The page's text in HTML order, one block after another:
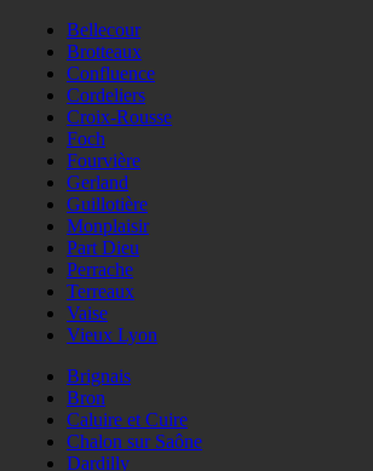
Bellecour
Brotteaux
Confluence
Cordeliers
Croix-Rousse
Foch
Fourvière
Gerland
Guillotière
Monplaisir
Part Dieu
Perrache
Terreaux
Vaise
Vieux Lyon
Brignais
Bron
Caluire et Cuire
Chalon sur Saône
Dardilly